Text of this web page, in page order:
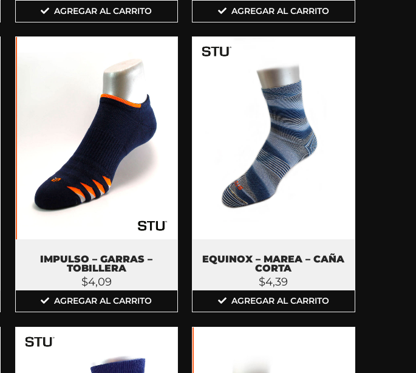
AGREGAR AL CARRITO AGREGAR AL CARRITO
IMPULSO – GARRAS –
TOBILLERA
$4,09
AGREGAR AL CARRITO
EQUINOX – MAREA – CAÑA
CORTA
$4,39
AGREGAR AL CARRITO